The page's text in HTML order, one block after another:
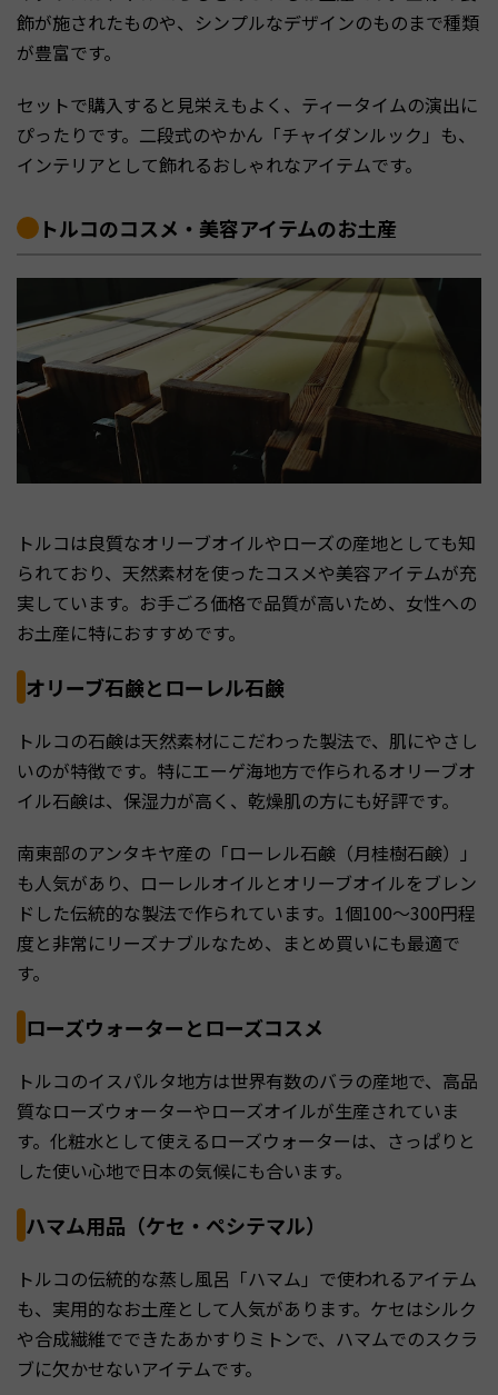
飾が施されたものや、シンプルなデザインのものまで種類
が豊富です。
セットで購入すると見栄えもよく、ティータイムの演出に
ぴったりです。二段式のやかん「チャイダンルック」も、
インテリアとして飾れるおしゃれなアイテムです。
トルコのコスメ・美容アイテムのお土産
トルコは良質なオリーブオイルやローズの産地としても知
られており、天然素材を使ったコスメや美容アイテムが充
実しています。お手ごろ価格で品質が高いため、女性への
お土産に特におすすめです。
オリーブ石鹸とローレル石鹸
トルコの石鹸は天然素材にこだわった製法で、肌にやさし
いのが特徴です。特にエーゲ海地方で作られるオリーブオ
イル石鹸は、保湿力が高く、乾燥肌の方にも好評です。
南東部のアンタキヤ産の「ローレル石鹸（月桂樹石鹸）」
も人気があり、ローレルオイルとオリーブオイルをブレン
ドした伝統的な製法で作られています。1個100〜300円程
度と非常にリーズナブルなため、まとめ買いにも最適で
す。
ローズウォーターとローズコスメ
トルコのイスパルタ地方は世界有数のバラの産地で、高品
質なローズウォーターやローズオイルが生産されていま
す。化粧水として使えるローズウォーターは、さっぱりと
した使い心地で日本の気候にも合います。
ハマム用品（ケセ・ペシテマル）
トルコの伝統的な蒸し風呂「ハマム」で使われるアイテム
も、実用的なお土産として人気があります。ケセはシルク
や合成繊維でできたあかすりミトンで、ハマムでのスクラ
ブに欠かせないアイテムです。